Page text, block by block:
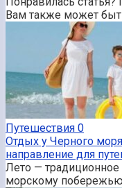
Вам также может
Путешествия 0
Отдых у Черного
направление для
Лето —
морскому